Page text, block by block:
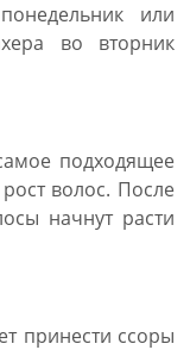
или
во вторник
подходящее
волос. После
начнут расти
принести ссоры